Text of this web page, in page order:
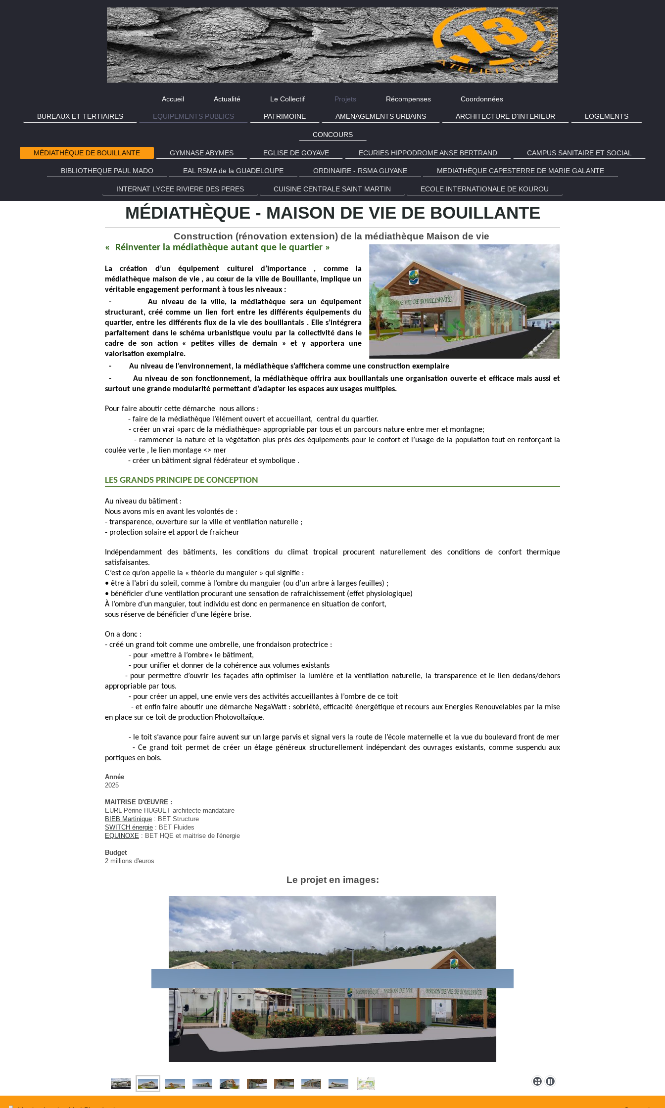
Accueil Actualité Le Collectif Projets Récompenses Coordonnées
BUREAUX ET TERTIAIRES EQUIPEMENTS PUBLICS PATRIMOINE AMENAGEMENTS URBAINS ARCHITECTURE D'INTERIEUR LOGEMENTS
CONCOURS
MÉDIATHÈQUE DE BOUILLANTE GYMNASE ABYMES EGLISE DE GOYAVE ECURIES HIPPODROME ANSE BERTRAND CAMPUS SANITAIRE ET SOCIAL
BIBLIOTHEQUE PAUL MADO EAL RSMA de la GUADELOUPE ORDINAIRE - RSMA GUYANE MEDIATHÈQUE CAPESTERRE DE MARIE GALANTE
INTERNAT LYCEE RIVIERE DES PERES CUISINE CENTRALE SAINT MARTIN ECOLE INTERNATIONALE DE KOUROU
MÉDIATHÈQUE - MAISON DE VIE DE BOUILLANTE
Construction (rénovation extension) de la médiathèque Maison de vie
« Réinventer la médiathèque autant que le quartier »
La création d’un équipement culturel d’importance , comme la
médiathèque maison de vie , au cœur de la ville de Bouillante, implique un
véritable engagement performant à tous les niveaux :
- Au niveau de la ville, la médiathèque sera un équipement
structurant, créé comme un lien fort entre les différents équipements du
quartier, entre les différents flux de la vie des bouillantais . Elle s’intégrera
parfaitement dans le schéma urbanistique voulu par la collectivité dans le
cadre de son action « petites villes de demain » et y apportera une
valorisation exemplaire.
- Au niveau de l’environnement, la médiathèque s’affichera comme une construction exemplaire
- Au niveau de son fonctionnement, la médiathèque offrira aux bouillantais une organisation ouverte et efficace mais aussi et
surtout une grande modularité permettant d’adapter les espaces aux usages multiples.
Pour faire aboutir cette démarche nous allons :
- faire de la médiathèque l’élément ouvert et accueillant, central du quartier.
- créer un vrai «parc de la médiathèque» appropriable par tous et un parcours nature entre mer et montagne;
- rammener la nature et la végétation plus prés des équipements pour le confort et l’usage de la population tout en renforçant la
coulée verte , le lien montage <> mer
- créer un bâtiment signal fédérateur et symbolique .
LES GRANDS PRINCIPE DE CONCEPTION
Au niveau du bâtiment :
Nous avons mis en avant les volontés de :
- transparence, ouverture sur la ville et ventilation naturelle ;
- protection solaire et apport de fraicheur
Indépendamment des bâtiments, les conditions du climat tropical procurent naturellement des conditions de confort thermique
satisfaisantes.
C’est ce qu’on appelle la « théorie du manguier » qui signifie :
• être à l’abri du soleil, comme à l’ombre du manguier (ou d’un arbre à larges feuilles) ;
• bénéficier d’une ventilation procurant une sensation de rafraichissement (effet physiologique)
À l’ombre d’un manguier, tout individu est donc en permanence en situation de confort,
sous réserve de bénéficier d’une légère brise.
On a donc :
- créé un grand toit comme une ombrelle, une frondaison protectrice :
- pour «mettre à l’ombre» le bâtiment,
- pour unifier et donner de la cohérence aux volumes existants
- pour permettre d’ouvrir les façades afin optimiser la lumière et la ventilation naturelle, la transparence et le lien dedans/dehors
appropriable par tous.
- pour créer un appel, une envie vers des activités accueillantes à l’ombre de ce toit
- et enfin faire aboutir une démarche NegaWatt : sobriété, efficacité énergétique et recours aux Energies Renouvelables par la mise
en place sur ce toit de production Photovoltaïque.
- le toit s’avance pour faire auvent sur un large parvis et signal vers la route de l’école maternelle et la vue du boulevard front de mer
- Ce grand toit permet de créer un étage généreux structurellement indépendant des ouvrages existants, comme suspendu aux
portiques en bois.
Année
2025
MAITRISE D'ŒUVRE :
EURL Périne HUGUET architecte mandataire
BIEB Martinique : BET Structure
SWITCH énergie : BET Fluides
EQUINOXE : BET HQE et maitrise de l'énergie
Budget
2 millions d'euros
Le projet en images: